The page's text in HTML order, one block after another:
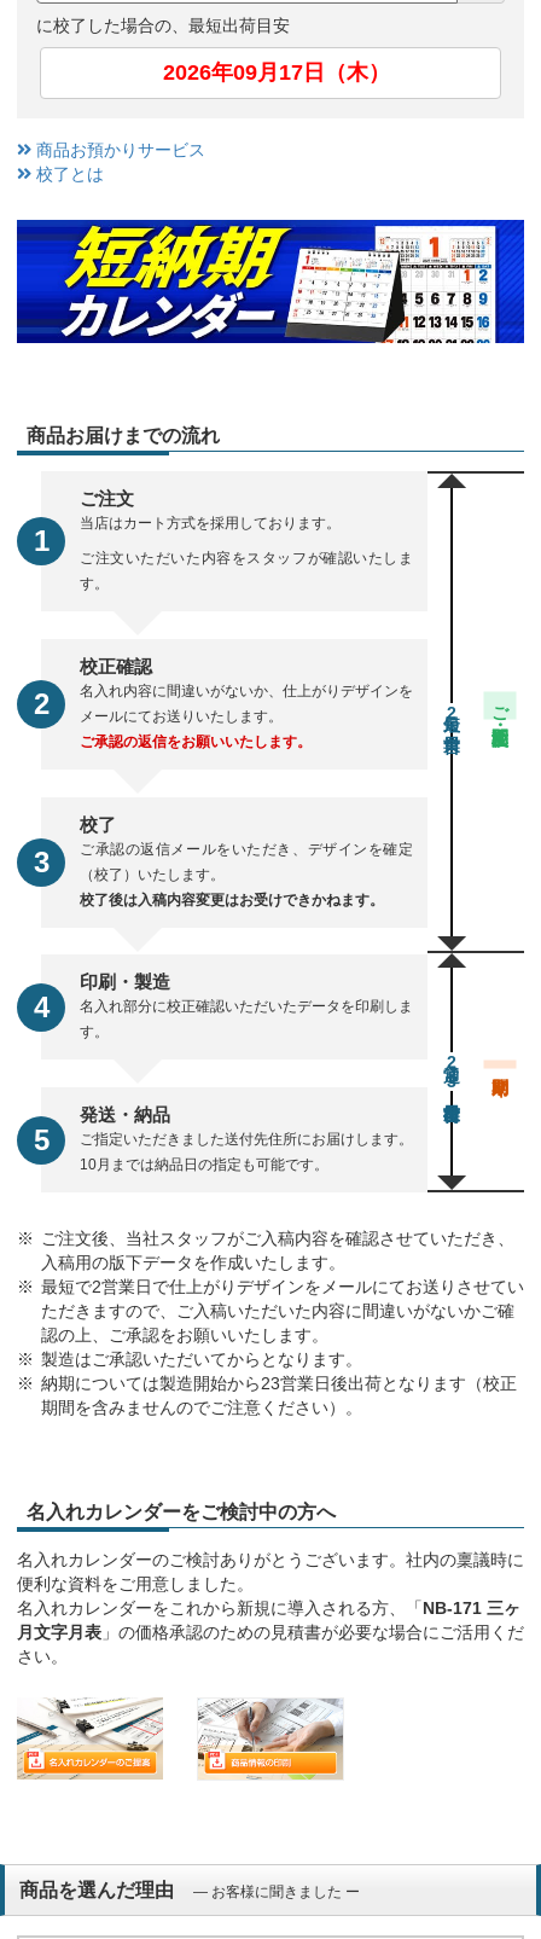
に校了した場合の、最短出荷目安
2026年09月17日（木）
商品お預かりサービス
校了とは
商品お届けまでの流れ
ご注文
当店はカート方式を採用しております。
ご注文いただいた内容をスタッフが確認いたしま
す。
校正確認
名入れ内容に間違いがないか、仕上がりデザインを
メールにてお送りいたします。
ご承認の返信をお願いいたします。
校了
ご承認の返信メールをいただき、デザインを確定
（校了）いたします。
校了後は入稿内容変更はお受けできかねます。
2 ご注文・校正期間
印刷・製造
名入れ部分に校正確認いただいたデータを印刷しま
す。
発送・納品
ご指定いただきました送付先住所にお届けします。
10月までは納品日の指定も可能です。
通常23営業日後出荷
ご注文後、当社スタッフがご入稿内容を確認させていただき、
入稿用の版下データを作成いたします。
最短で2営業日で仕上がりデザインをメールにてお送りさせてい
ただきますので、ご入稿いただいた内容に間違いがないかご確
認の上、ご承認をお願いいたします。
製造はご承認いただいてからとなります。
納期については製造開始から23営業日後出荷となります（校正
期間を含みませんのでご注意ください）。
名入れカレンダーをご検討中の方へ
名入れカレンダーのご検討ありがとうございます。社内の稟議時に
便利な資料をご用意しました。
名入れカレンダーをこれから新規に導入される方、「NB-171 三ヶ
月文字月表 」の価格承認のための見積書が必要な場合にご活用くだ
さい。
商品を選んだ理由 ― お客様に聞きました ー